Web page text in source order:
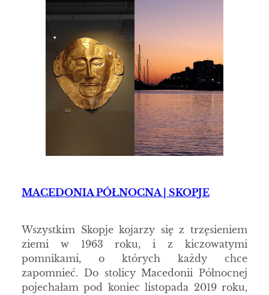
MACEDONIA PÓŁNOCNA | SKOPJE
Wszystkim Skopje kojarzy się z trzęsieniem
ziemi w 1963 roku, i z kiczowatymi
pomnikami, o których każdy chce
zapomnieć. Do stolicy Macedonii Północnej
pojechałam pod koniec listopada 2019 roku,